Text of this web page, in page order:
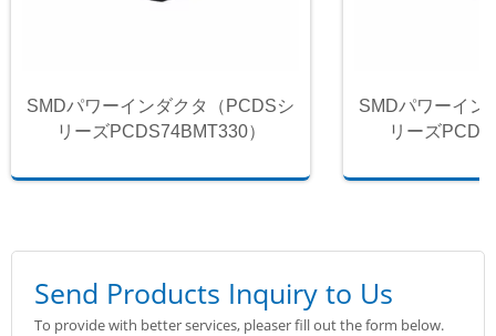
SMDパワーインダクタ（PCDSシ
リーズPCDS74BMT330）
SMDパワーイン
リーズ